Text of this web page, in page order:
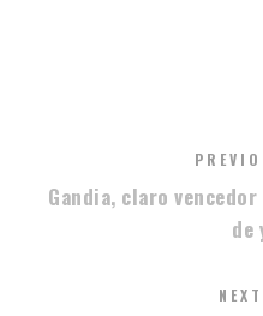
Gandia, claro
de